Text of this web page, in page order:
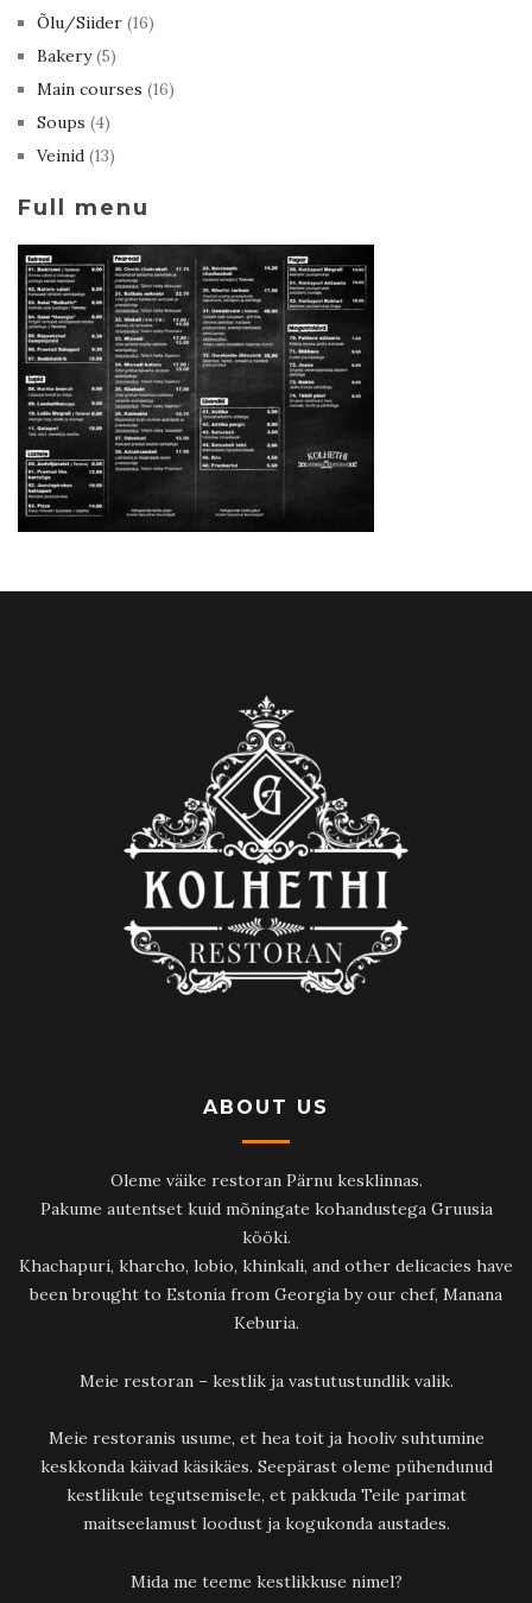
Õlu/Siider (16)
Bakery (5)
Main courses (16)
Soups (4)
Veinid (13)
Full menu
ABOUT US
Oleme väike restoran Pärnu kesklinnas.
Pakume autentset kuid mõningate kohandustega Gruusia
kööki.
Khachapuri, kharcho, lobio, khinkali, and other delicacies have
been brought to Estonia from Georgia by our chef, Manana
Keburia.
Meie restoran – kestlik ja vastutustundlik valik.
Meie restoranis usume, et hea toit ja hooliv suhtumine
keskkonda käivad käsikäes. Seepärast oleme pühendunud
kestlikule tegutsemisele, et pakkuda Teile parimat
maitseelamust loodust ja kogukonda austades.
Mida me teeme kestlikkuse nimel?